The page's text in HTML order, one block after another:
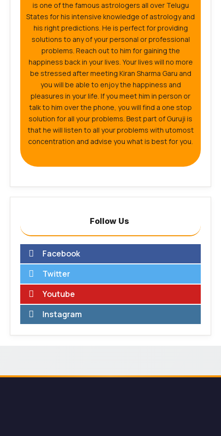
is one of the famous astrologers all over Telugu
States for his intensive knowledge of astrology and
his right predictions. He is perfect for providing
solutions to any of your personal or professional
problems. Reach out to him for gaining the
happiness back in your lives. Your lives will no more
be stressed after meeting Kiran Sharma Garu and
you will be able to enjoy the happiness and
pleasures in your life. If you meet him in person or
talk to him over the phone, you will find a one stop
solution for all your problems. Best part of Guruji is
that he will listen to all your problems with utomost
concentration and advise you what is best for you.
Follow Us
Facebook
Twitter
Youtube
Instagram